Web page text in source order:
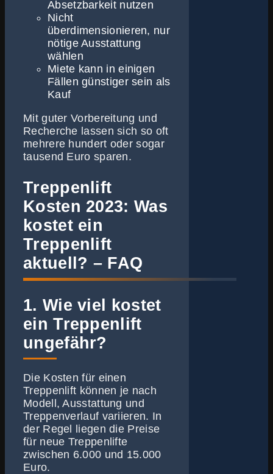
Absetzbarkeit nutzen
Nicht
überdimensionieren, nur
nötige Ausstattung
wählen
Miete kann in einigen
Fällen günstiger sein als
Kauf
Mit guter Vorbereitung und
Recherche lassen sich so oft
mehrere hundert oder sogar
tausend Euro sparen.
Treppenlift
Kosten 2023: Was
kostet ein
Treppenlift
aktuell? – FAQ
1. Wie viel kostet
ein Treppenlift
ungefähr?
Die Kosten für einen
Treppenlift können je nach
Modell, Ausstattung und
Treppenverlauf variieren. In
der Regel liegen die Preise
für neue Treppenlifte
zwischen 6.000 und 15.000
Euro.